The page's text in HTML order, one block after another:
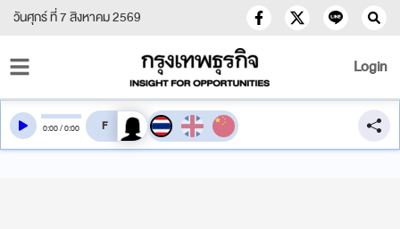
วันศุกร์ ที่ 7 สิงหาคม 2569
Login
0:00/0:00 สลับเสียงอ่าน